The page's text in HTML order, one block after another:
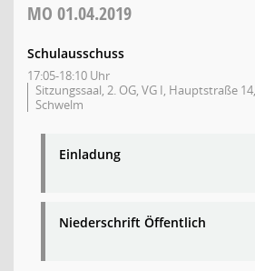
MO 01.04.2019
Schulausschuss
17:05-18:10 Uhr
Sitzungssaal, 2. OG, VG I, Hauptstraße
Schwelm
Einladung
Niederschrift Öffentlich